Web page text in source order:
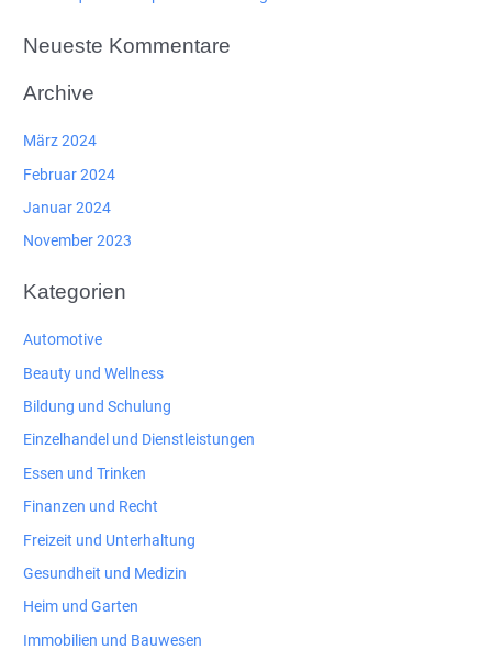
Neueste Kommentare
Archive
März 2024
Februar 2024
Januar 2024
November 2023
Kategorien
Automotive
Beauty und Wellness
Bildung und Schulung
Einzelhandel und Dienstleistungen
Essen und Trinken
Finanzen und Recht
Freizeit und Unterhaltung
Gesundheit und Medizin
Heim und Garten
Immobilien und Bauwesen